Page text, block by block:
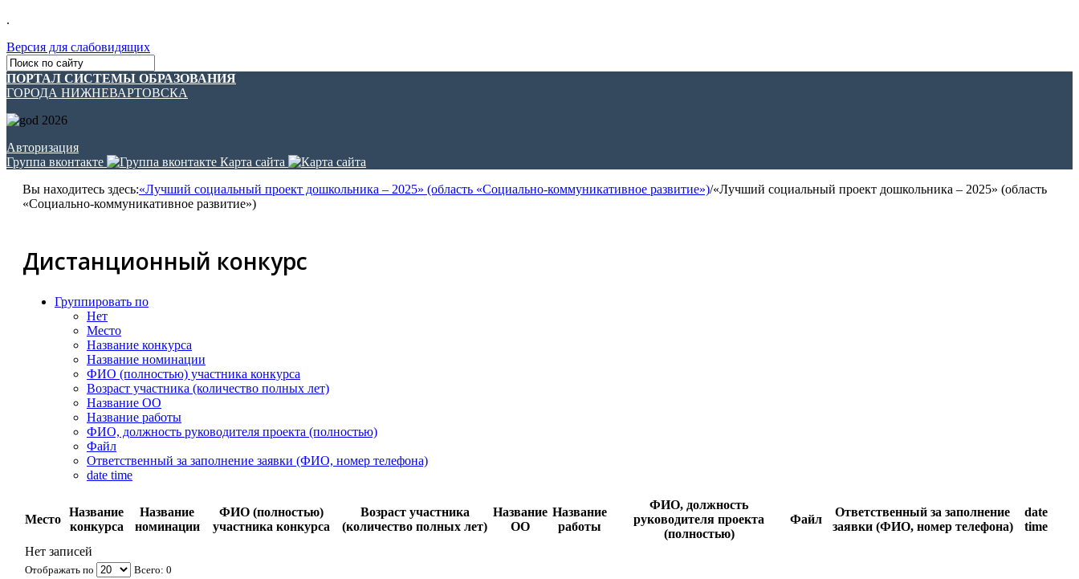
.
Версия для слабовидящих
ПОРТАЛ СИСТЕМЫ ОБРАЗОВАНИЯ
ГОРОДА НИЖНЕВАРТОВСКА
Авторизация
Группа вконтакте
Карта сайта
Вы находитесь здесь:«Лучший социальный проект дошкольника – 2025» (область «Социально-коммуникативное развитие»)/«Лучший социальный проект дошкольника – 2025» (область
«Социально-коммуникативное развитие»)
Дистанционный конкурс
Группировать по
Нет
Место
Название конкурса
Название номинации
ФИО (полностью) участника конкурса
Возраст участника (количество полных лет)
Название ОО
Название работы
ФИО, должность руководителя проекта (полностью)
Файл
Ответственный за заполнение заявки (ФИО, номер телефона)
date time
Место
Название
конкурса
Название
номинации
ФИО (полностью)
участника конкурса
Возраст участника
(количество полных лет)
Название
ОО
Название
работы
ФИО, должность
руководителя проекта
(полностью)
Файл
Ответственный за заполнение
заявки (ФИО, номер телефона)
date
time
Отображать по Всего: 0
Нет записей